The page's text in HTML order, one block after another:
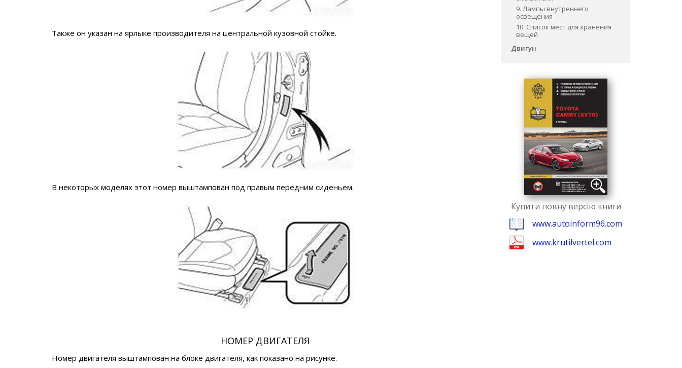
9. Лампы внутреннего
освещения
10. Список мест для хранения
вещей
Двигун
Купити повну версію книги
www.autoinform96.com
www.krutilvertel.com
Также он указан на ярлыке производителя на центральной кузовной стойке.
В некоторых моделях этот номер выштампован под правым передним сиденьем.
НОМЕР ДВИГАТЕЛЯ
Номер двигателя выштампован на блоке двигателя, как показано на рисунке.